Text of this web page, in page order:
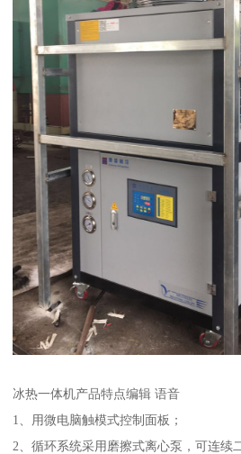
冰热一体机产品特点编辑 语音
1、用微电脑触模式控制面板；
2、循环系统采用磨擦式离心泵，可连续